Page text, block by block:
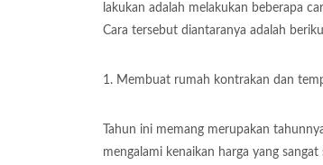
lakukan adalah melakukan beberapa
Cara tersebut diantaranya adalah
1. Membuat rumah kontrakan dan
Tahun ini memang merupakan
mengalami kenaikan harga yang